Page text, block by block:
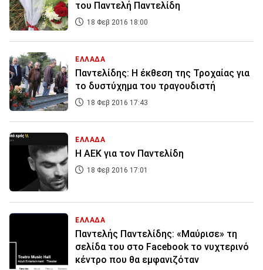
του Παντελή Παντελίδη
18 Φεβ 2016 18:00
ΕΛΛΑΔΑ
Παντελίδης: Η έκθεση της Τροχαίας για
το δυστύχημα του τραγουδιστή
18 Φεβ 2016 17:43
ΕΛΛΑΔΑ
Η ΑΕΚ για τον Παντελίδη
18 Φεβ 2016 17:01
ΕΛΛΑΔΑ
Παντελής Παντελίδης: «Mαύρισε» τη
σελίδα του στο Facebook το νυχτερινό
κέντρο που θα εμφανιζόταν